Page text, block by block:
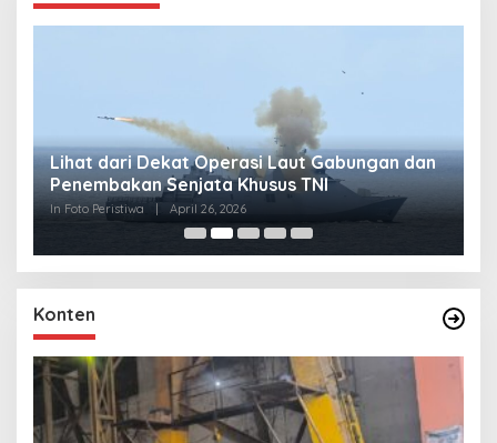
Lihat dari Dekat Operasi Laut Gabungan dan
Penembakan Senjata Khusus TNI
In Foto Peristiwa April 26, 2026
Konten